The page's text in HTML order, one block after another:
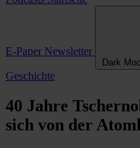
E-Paper Newsletter
Dark
Geschichte
40 Jahre
sich von der